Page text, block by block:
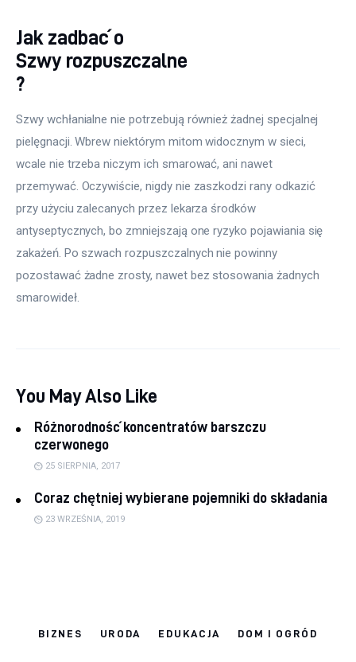
Jak zadbać o
Szwy rozpuszczalne
?
Szwy wchłanialne nie potrzebują również żadnej specjalnej
pielęgnacji. Wbrew niektórym mitom widocznym w sieci,
wcale nie trzeba niczym ich smarować, ani nawet
przemywać. Oczywiście, nigdy nie zaszkodzi rany odkazić
przy użyciu zalecanych przez lekarza środków
antyseptycznych, bo zmniejszają one ryzyko pojawiania się
zakażeń. Po szwach rozpuszczalnych nie powinny
pozostawać żadne zrosty, nawet bez stosowania żadnych
smarowideł.
You May Also Like
Różnorodność koncentratów barszczu
czerwonego
25 SIERPNIA, 2017
Coraz chętniej wybierane pojemniki do składania
23 WRZEŚNIA, 2019
BIZNES URODA EDUKACJA DOM I OGRÓD